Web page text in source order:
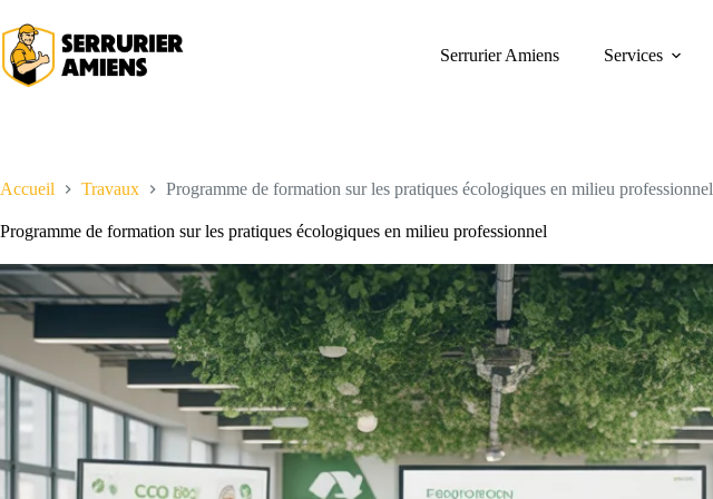
au
contenu
Serrurier Amiens Services
Accueil Travaux Programme de formation sur les pratiques écologiques en milieu professionnel
Programme de formation sur les pratiques écologiques en milieu professionnel